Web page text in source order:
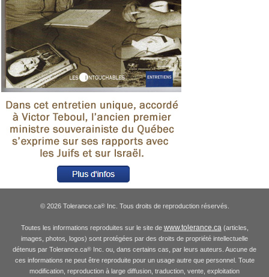
© 2026 Tolerance.ca®Inc. Tous droits de reproduction réservés.
Toutes les informations reproduites sur le site de www.tolerance.ca (articles,
images, photos, logos) sont protégées par des droits de propriété intellectuelle
détenus par Tolerance.ca® Inc. ou, dans certains cas, par leurs auteurs. Aucune de
ces informations ne peut être reproduite pour un usage autre que personnel. Toute
modification, reproduction à large diffusion, traduction, vente, exploitation